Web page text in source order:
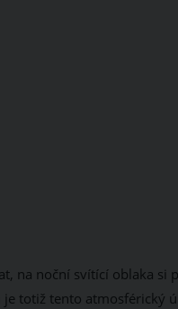
na noční svítící oblaka
totiž tento atmosférický